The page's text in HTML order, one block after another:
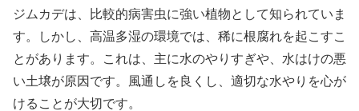
ジムカデは、比較的病害虫に強い植物として知られていま
す。しかし、高温多湿の環境では、稀に根腐れを起こすこ
とがあります。これは、主に水のやりすぎや、水はけの悪
い土壌が原因です。風通しを良くし、適切な水やりを心が
けることが大切です。